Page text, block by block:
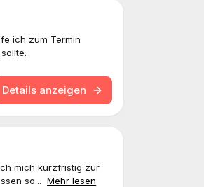
ich zum Termin
Details anzeigen
mich kurzfristig zur
so... Mehr lesen